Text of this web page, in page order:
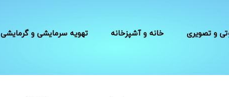
و تصویری خانه و آشپزخانه تهویه سرمایشی و گرمایشی